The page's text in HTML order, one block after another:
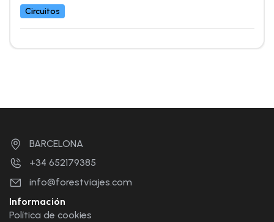
Circuitos
BARCELONA
+34 652179385
info@forestviajes.com
Información
Política de cookies